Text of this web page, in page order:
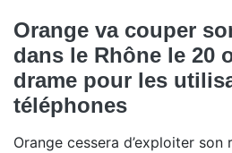
Orange va couper
dans le Rhône le 20
drame pour les
téléphones
Orange cessera d’exploiter son